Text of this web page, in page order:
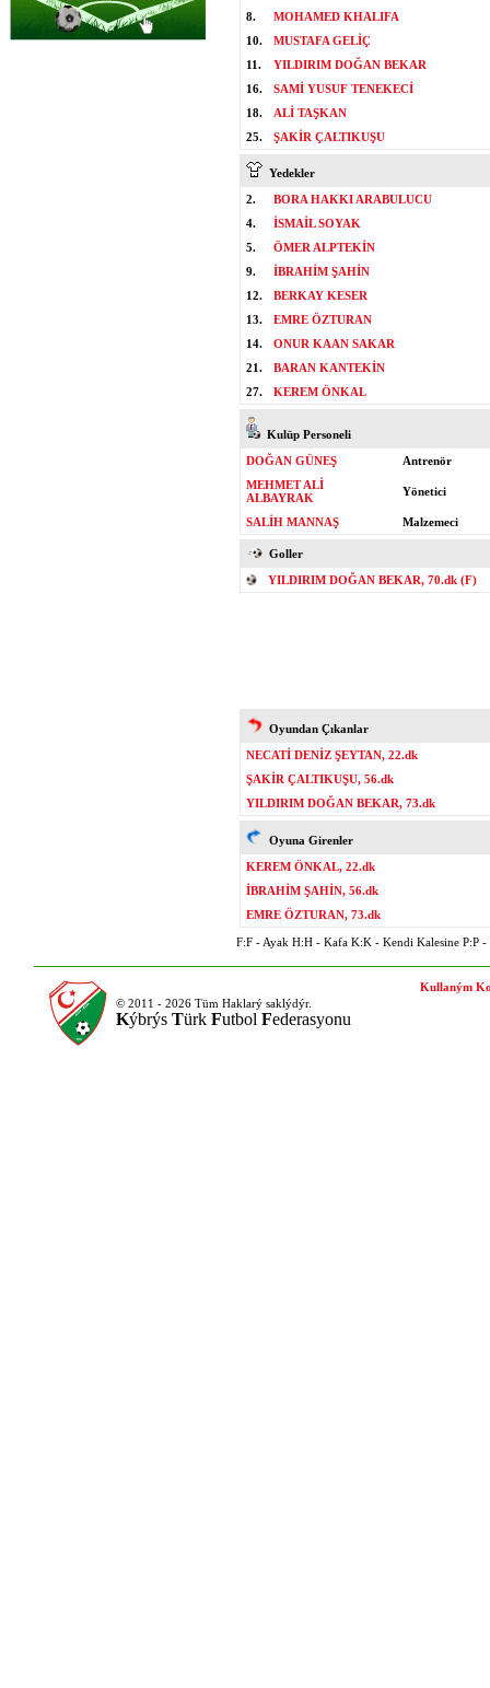
8.
MOHAMED KHALIFA
10.
MUSTAFA GELİÇ
11.
YILDIRIM DOĞAN BEKAR
16.
SAMİ YUSUF TENEKECİ
18.
ALİ TAŞKAN
25.
ŞAKİR ÇALTIKUŞU
Yedekler
2.
BORA HAKKI ARABULUCU
4.
İSMAİL SOYAK
5.
ÖMER ALPTEKİN
9.
İBRAHİM ŞAHİN
12.
BERKAY KESER
13.
EMRE ÖZTURAN
14.
ONUR KAAN SAKAR
21.
BARAN KANTEKİN
27.
KEREM ÖNKAL
Kulüp Personeli
DOĞAN GÜNEŞ
Antrenör
MEHMET ALİ
ALBAYRAK
Yönetici
SALİH MANNAŞ Malzemeci
Goller
YILDIRIM DOĞAN BEKAR, 70.dk (F)
Oyundan Çıkanlar
NECATİ DENİZ ŞEYTAN, 22.dk
ŞAKİR ÇALTIKUŞU, 56.dk
YILDIRIM DOĞAN BEKAR, 73.dk
Oyuna Girenler
KEREM ÖNKAL, 22.dk
İBRAHİM ŞAHİN, 56.dk
EMRE ÖZTURAN, 73.dk
F:F - Ayak H:H - Kafa K:K - Kendi Kalesine P:P -
© 2011 - 2026 Tüm Haklarý saklýdýr.
Kýbrýs Türk Futbol Federasyonu
Kullaným